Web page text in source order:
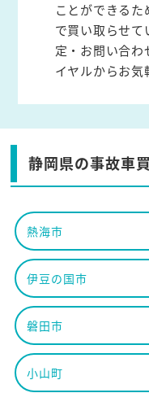
ことができるた
で買い取らせて
定・お問い合わ
イヤルからお気
静岡県の事故車
熱海市
伊豆の国市
磐田市
小山町